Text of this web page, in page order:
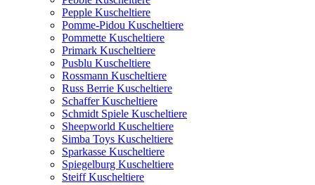
Pepple Kuscheltiere
Pomme-Pidou Kuscheltiere
Pommette Kuscheltiere
Primark Kuscheltiere
Pusblu Kuscheltiere
Rossmann Kuscheltiere
Russ Berrie Kuscheltiere
Schaffer Kuscheltiere
Schmidt Spiele Kuscheltiere
Sheepworld Kuscheltiere
Simba Toys Kuscheltiere
Sparkasse Kuscheltiere
Spiegelburg Kuscheltiere
Steiff Kuscheltiere